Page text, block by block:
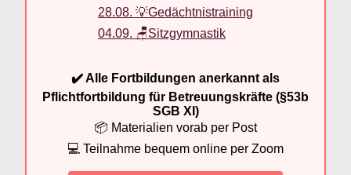
28.08. 💡Gedächtnistraining
04.09. 🪑Sitzgymnastik
✔️ Alle Fortbildungen anerkannt als
Pflichtfortbildung für Betreuungskräfte (§53b
SGB XI)
📦 Materialien vorab per Post
💻 Teilnahme bequem online per Zoom